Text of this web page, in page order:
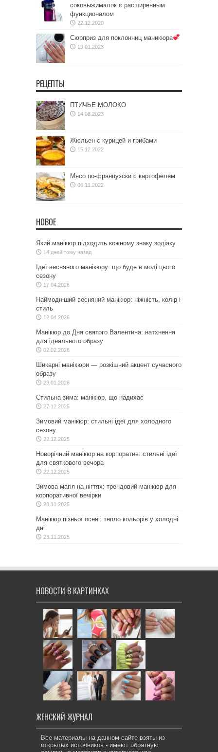
соковыжималок с расширенным
функционалом
22.12.2020
Сюрприз для поклонниц маникюра
19.01.2023
РЕЦЕПТЫ
ПТИЧЬЕ МОЛОКО
14.08.2023
Жюльен с курицей и грибами
15.12.2022
Мясо по-французски с картофелем
06.11.2022
НОВОЕ
Який манікюр підходить кожному знаку зодіаку
14 дней тому назад
Ідеї весняного манікюру: що буде в моді цього
сезону
17.04.2026
Наймодніший весняний манікюр: ніжність, колір і
стиль
12.04.2026
Манікюр до Дня святого Валентина: натхнення
для ідеального образу
02.02.2026
Шикарні манікюри — розкішний акцент сучасного
образу
29.01.2026
Стильна зима: манікюр, що надихає
27.12.2025
Зимовий манікюр: стильні ідеї для холодного
сезону
22.12.2025
Новорічний манікюр на корпоратив: стильні ідеї
для святкового вечора
22.12.2025
Зимова магія на нігтях: трендовий манікюр для
корпоративної вечірки
28.11.2025
Манікюр пізньої осені: тепло кольорів у холодні
дні
23.11.2025
НОВОСТИ В КАРТИНКАХ
ЖЕНСКИЙ ЖУРНАЛ
Все материалы на данном сайте взяты из
открытых источников - имеют обратную